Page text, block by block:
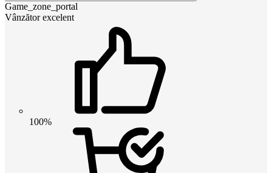
Game_zone_portal
Vânzător excelent
100%